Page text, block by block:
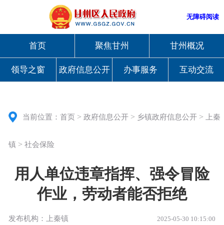
无障碍阅读
首页 聚焦甘州 甘州概况
领导之窗 政府信息公开 办事服务 互动交流
当前位置：首页 >政府信息公开 > 乡镇政府信息公开 > 上秦
镇 >社会保险
用人单位违章指挥、强令冒险
作业，劳动者能否拒绝
发布机构：上秦镇 2025-05-30 10:15:00